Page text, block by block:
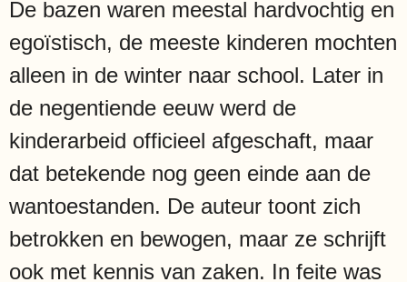
De bazen waren meestal hardvochtig en
egoïstisch, de meeste kinderen mochten
alleen in de winter naar school. Later in
de negentiende eeuw werd de
kinderarbeid officieel afgeschaft, maar
dat betekende nog geen einde aan de
wantoestanden. De auteur toont zich
betrokken en bewogen, maar ze schrijft
ook met kennis van zaken. In feite was